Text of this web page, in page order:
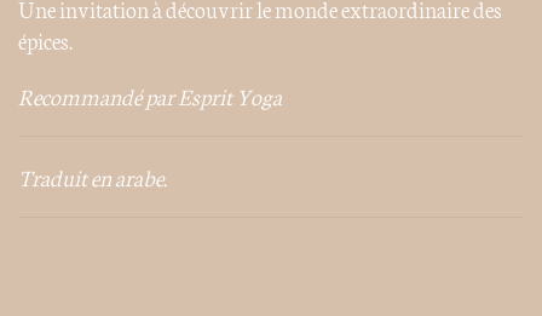
Une invitation à découvrir le monde extraordinaire des
épices.
Recommandé par Esprit Yoga
Traduit en arabe.